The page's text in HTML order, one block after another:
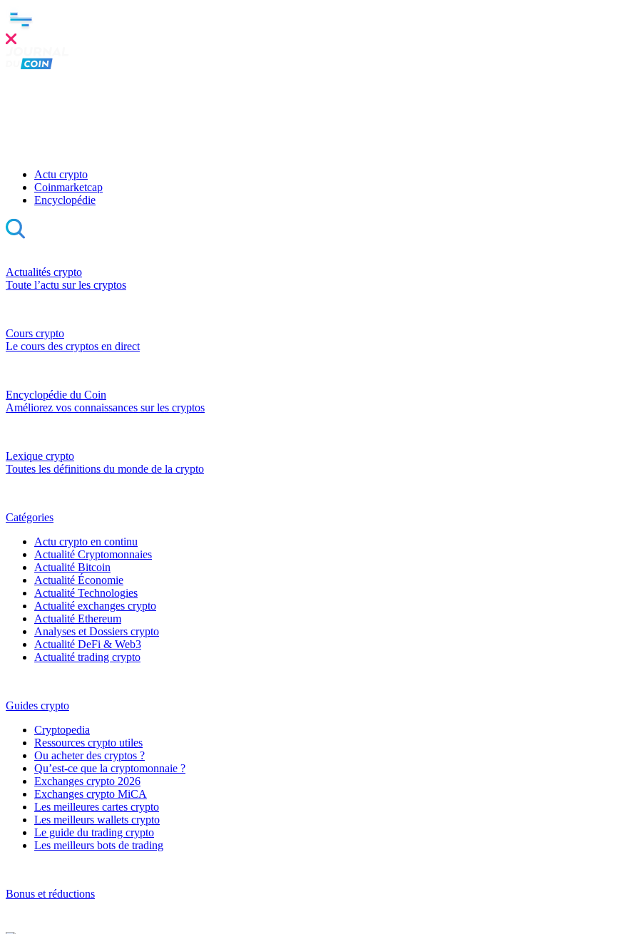
Actu crypto
Coinmarketcap
Encyclopédie
Actualités crypto
Toute l’actu sur les cryptos
Cours crypto
Le cours des cryptos en direct
Encyclopédie du Coin
Améliorez vos connaissances sur les cryptos
Lexique crypto
Toutes les définitions du monde de la crypto
Catégories
Actu crypto en continu
Actualité Cryptomonnaies
Actualité Bitcoin
Actualité Économie
Actualité Technologies
Actualité exchanges crypto
Actualité Ethereum
Analyses et Dossiers crypto
Actualité DeFi & Web3
Actualité trading crypto
Guides crypto
Cryptopedia
Ressources crypto utiles
Ou acheter des cryptos ?
Qu’est-ce que la cryptomonnaie ?
Exchanges crypto 2026
Exchanges crypto MiCA
Les meilleures cartes crypto
Les meilleurs wallets crypto
Le guide du trading crypto
Les meilleurs bots de trading
Bonus et réductions